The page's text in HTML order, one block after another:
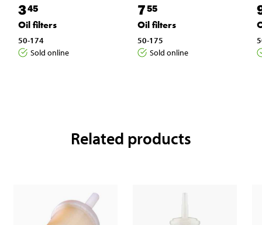
345
Oil filters
50-174
Sold online
755
Oil filters
50-175
Sold online
Related products